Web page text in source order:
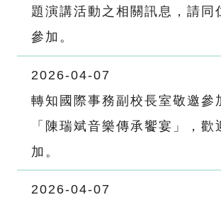
題演講活動之相關訊息，請同
參加。
2026-04-07
轉知國際事務副校長室敬邀參
「陳瑞斌音樂傳承饗宴」，歡
加。
2026-04-07